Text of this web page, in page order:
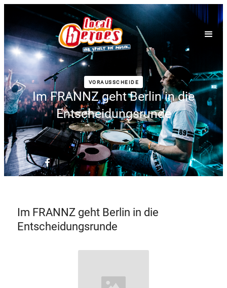
VORAUSSCHEIDE
Im FRANNZ geht Berlin in die
Entscheidungsrunde
Im FRANNZ geht Berlin in die
Entscheidungsrunde